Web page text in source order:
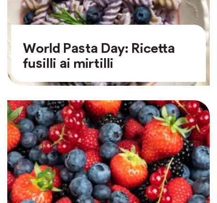
World Pasta Day: Ricetta
fusilli ai mirtilli